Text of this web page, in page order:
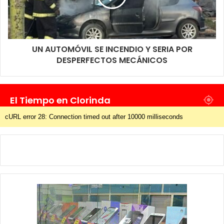
UN AUTOMÓVIL SE INCENDIO Y SERIA POR
DESPERFECTOS MECÁNICOS
El Tiempo en Clorinda
cURL error 28: Connection timed out after 10000 milliseconds